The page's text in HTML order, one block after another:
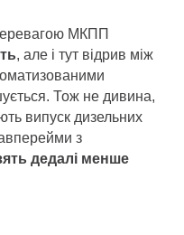
МКПП
, але і тут відрив між
Тож не дивина,
випуск дизельних
з
дедалі менше